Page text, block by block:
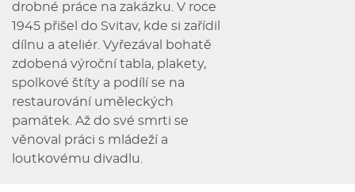
drobné práce na zakázku. V roce
1945 přišel do Svitav, kde si zařídil
dílnu a ateliér. Vyřezával bohatě
zdobená výroční tabla, plakety,
spolkové štíty a podílí se na
restaurování uměleckých
památek. Až do své smrti se
věnoval práci s mládeží a
loutkovému divadlu.